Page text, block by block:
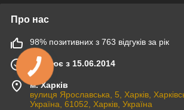
Про нас
98% позитивних з 763 відгуків за рік
Працює з 15.06.2014
м. Харків
вулиця Ярославська, 5, Харків,
Україна, 61052, Харків, Україна